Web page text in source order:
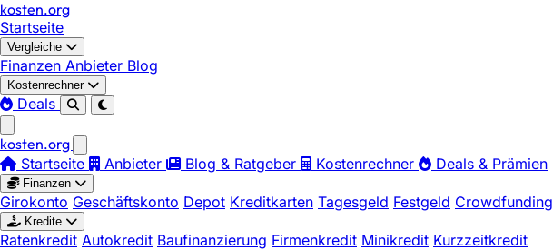
kosten.org
Startseite
Vergleiche
Finanzen Anbieter Blog
Kostenrechner
Deals
kosten.org
Startseite
Anbieter Blog & Ratgeber Kostenrechner Deals & Prämien
Finanzen
Girokonto Geschäftskonto Depot Kreditkarten Tagesgeld Festgeld Crowdfunding
Kredite
Ratenkredit Autokredit Baufinanzierung Firmenkredit Minikredit Kurzzeitkredit